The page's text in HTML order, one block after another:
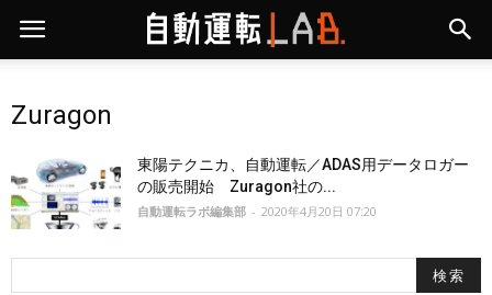
Zuragon
東陽テクニカ、自動運転／ADAS用データロガー
の販売開始 Zuragon社の...
自動運転ラボ編集部 - 2020年4月20日 07:20